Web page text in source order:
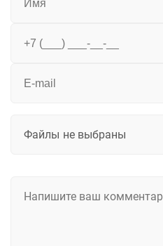
Файлы не выбраны